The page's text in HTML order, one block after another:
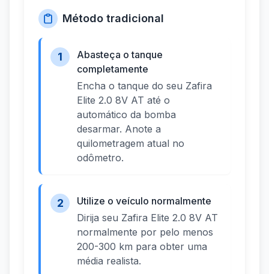
Método tradicional
1
Abasteça o tanque
completamente
Encha o tanque do seu Zafira
Elite 2.0 8V AT até o
automático da bomba
desarmar. Anote a
quilometragem atual no
odômetro.
2
Utilize o veículo normalmente
Dirija seu Zafira Elite 2.0 8V AT
normalmente por pelo menos
200-300 km para obter uma
média realista.